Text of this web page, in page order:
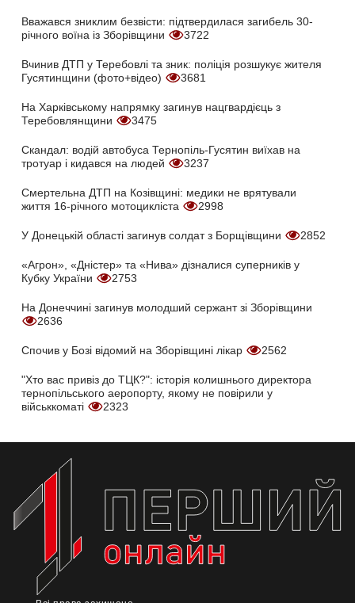
Вважався зниклим безвісти: підтвердилася загибель 30-
річного воїна із Зборівщини
3722
Вчинив ДТП у Теребовлі та зник: поліція розшукує жителя
Гусятинщини (фото+відео)
3681
На Харківському напрямку загинув нацгвардієць з
Теребовлянщини
3475
Скандал: водій автобуса Тернопіль-Гусятин виїхав на
тротуар і кидався на людей
3237
Смертельна ДТП на Козівщині: медики не врятували
життя 16-річного мотоцикліста
2998
У Донецькій області загинув солдат з Борщівщини 2852
«Агрон», «Дністер» та «Нива» дізналися суперників у
Кубку України
2753
На Донеччині загинув молодший сержант зі Зборівщини
2636
Спочив у Бозі відомий на Зборівщині лікар 2562
"Хто вас привіз до ТЦК?": історія колишнього директора
тернопільського аеропорту, якому не повірили у
військкоматі
2323